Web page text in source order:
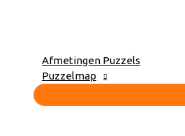
Afmetingen Puzzels
Puzzelmap